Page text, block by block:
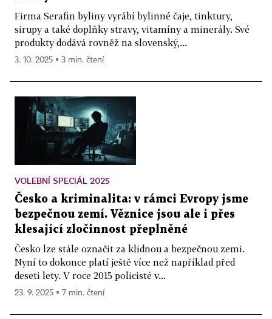
Firma Serafin byliny vyrábí bylinné čaje, tinktury,
sirupy a také doplňky stravy, vitamíny a minerály. Své
produkty dodává rovněž na slovenský,...
3. 10. 2025 ▪ 3 min. čtení
VOLEBNÍ SPECIÁL 2025
Česko a kriminalita: v rámci Evropy jsme
bezpečnou zemí. Věznice jsou ale i přes
klesající zločinnost přeplněné
Česko lze stále označit za klidnou a bezpečnou zemi.
Nyní to dokonce platí ještě více než například před
deseti lety. V roce 2015 policisté v...
23. 9. 2025 ▪ 7 min. čtení